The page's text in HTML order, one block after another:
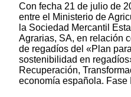
Con fecha 21 de julio de
entre el Ministerio de
la Sociedad Mercantil
Agrarias, SA, en relación
de regadíos del «Plan
sostenibilidad en
Recuperación,
economía española. Fase